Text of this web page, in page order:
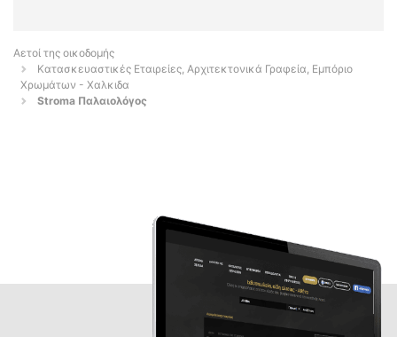
Αετοί της οικοδομής
Κατασκευαστικές Εταιρείες, Αρχιτεκτονικά Γραφεία, Εμπόριο
Χρωμάτων - Χαλκιδα
Stroma Παλαιολόγος